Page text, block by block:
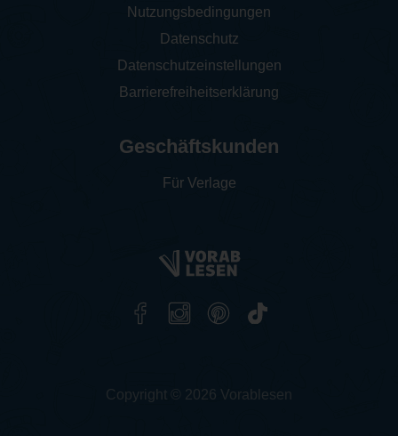
Nutzungsbedingungen
Datenschutz
Datenschutzeinstellungen
Barrierefreiheitserklärung
Geschäftskunden
Für Verlage
Copyright © 2026 Vorablesen